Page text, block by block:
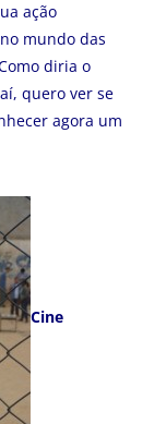
ação
mundo das
diria o
quero ver se
agora um
Cine